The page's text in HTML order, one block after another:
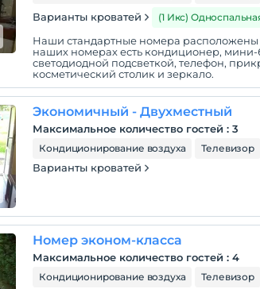
Варианты кроватей (1 Икс)
Наши стандартные номера расположены
наших номерах есть кондиционер, мини-
светодиодной подсветкой, телефон,
косметический столик и зеркало.
Экономичный - Двухместный
Максимальное количество гостей :3
Кондиционирование воздуха Телевизор
Варианты кроватей
Номер эконом-класса
Максимальное количество гостей :4
Кондиционирование воздуха Телевизор